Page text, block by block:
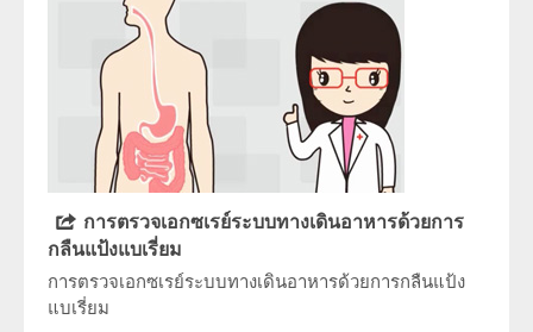
การตรวจเอกซเรย์ระบบทางเดินอาหารด้วยการ
กลืนแป้งแบเรี่ยม
การตรวจเอกซเรย์ระบบทางเดินอาหารด้วยการกลืนแป้ง
แบเรี่ยม